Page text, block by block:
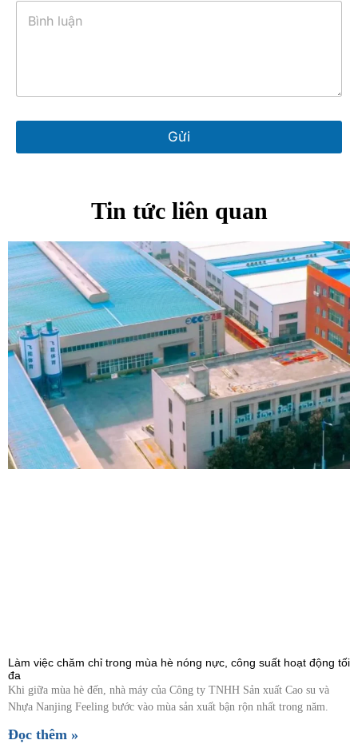
Gửi
Tin tức liên quan
Làm việc chăm chỉ trong mùa hè nóng nực, công suất hoạt động tối
đa
Khi giữa mùa hè đến, nhà máy của Công ty TNHH Sản xuất Cao su và
Nhựa Nanjing Feeling bước vào mùa sản xuất bận rộn nhất trong năm.
Đọc thêm »